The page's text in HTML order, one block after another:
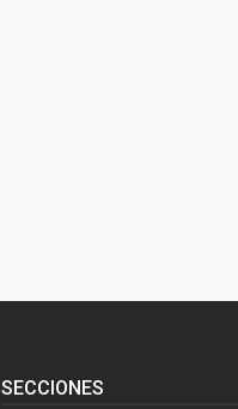
SECCIONES